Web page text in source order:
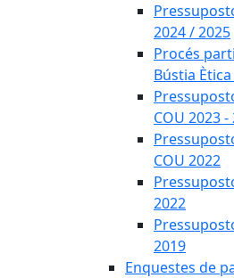
2024 / 2025
Procés
Bústia
COU 2023 -
COU 2022
2022
2019
Enquestes de